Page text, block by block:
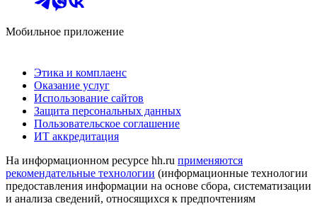
Мобильное приложение
Этика и комплаенс
Оказание услуг
Использование сайтов
Защита персональных данных
Пользовательское соглашение
ИТ аккредитация
На информационном ресурсе hh.ru применяются
рекомендательные технологии (информационные технологии
предоставления информации на основе сбора, систематизации
и анализа сведений, относящихся к предпочтениям